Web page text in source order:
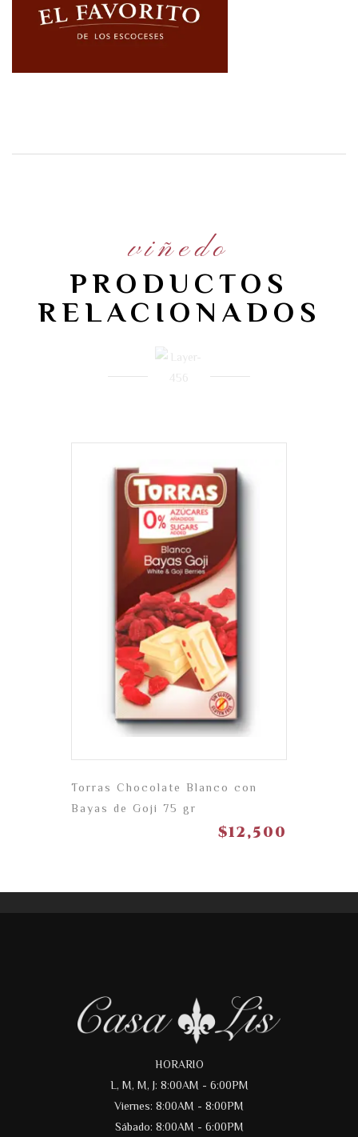
viñedo
PRODUCTOS
RELACIONADOS
Torras Chocolate Blanco con
Bayas de Goji 75 gr
$12,500
HORARIO
L, M, M, J: 8:00AM - 6:00PM
Viernes: 8:00AM - 8:00PM
Sábado: 8:00AM - 6:00PM